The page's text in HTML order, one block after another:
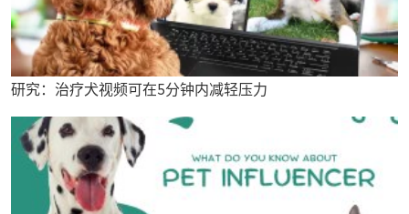
研究：治疗犬视频可在5分钟内减轻压力